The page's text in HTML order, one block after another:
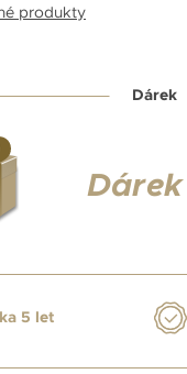
produkty
Dárek
5 let